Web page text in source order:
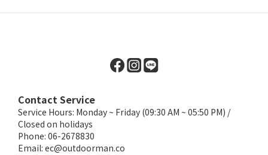
Contact Service
Service Hours: Monday ~ Friday (09:30 AM ~ 05:50 PM) /
Closed on holidays
Phone: 06-2678830
Email: ec@outdoorman.co